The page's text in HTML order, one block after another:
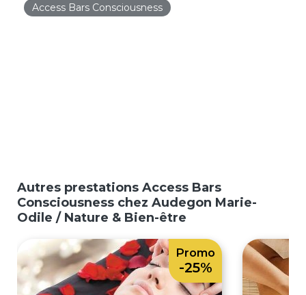
Access Bars Consciousness
Autres prestations Access Bars
Consciousness chez Audegon Marie-
Odile / Nature & Bien-être
Promo
-25%